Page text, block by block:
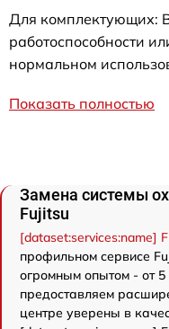
Для комплектующих:
работоспособности
нормальном
Показать полностью
Замена системы
Fujitsu
[dataset:services:name]
профильном сервисе
огромным опытом - от 5
предоставляем
центре уверены в